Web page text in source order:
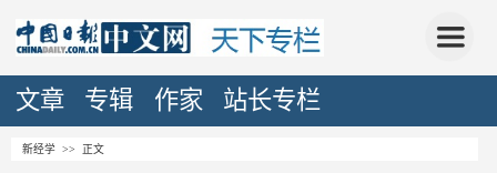
文章 专辑 作家 站长专栏
新经学 >> 正文